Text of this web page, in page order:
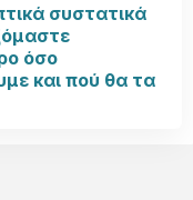
συστατικά
όσο
και πού θα τα